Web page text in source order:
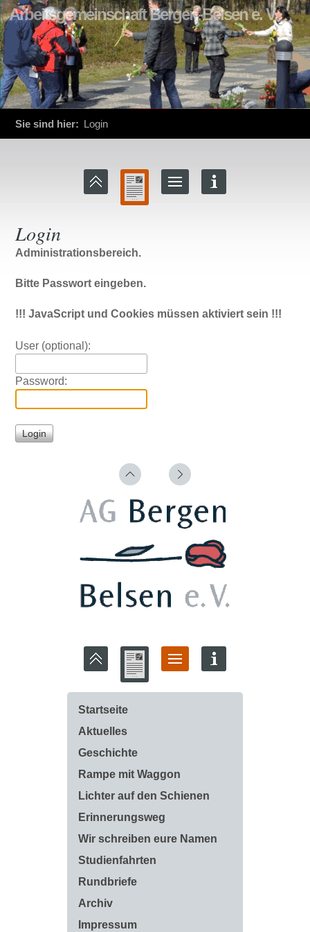
Arbeitsgemeinschaft Bergen-Belsen e. V.
Sie sind hier: Login
Login
Administrationsbereich.
Bitte Passwort eingeben.
!!! JavaScript und Cookies müssen aktiviert sein !!!
User (optional):
Password:
Startseite
Aktuelles
Geschichte
Rampe mit Waggon
Lichter auf den Schienen
Erinnerungsweg
Wir schreiben eure Namen
Studienfahrten
Rundbriefe
Archiv
Impressum